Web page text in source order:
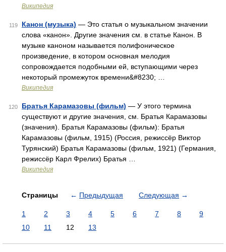
Википедия
119 Канон (музыка) — Это статья о музыкальном значении
слова «канон». Другие значения см. в статье Канон. В
музыке каноном называется полифоническое
произведение, в котором основная мелодия
сопровождается подобными ей, вступающими через
некоторый промежуток времени&#8230; …
Википедия
120 Братья Карамазовы (фильм) — У этого термина
существуют и другие значения, см. Братья Карамазовы
(значения). Братья Карамазовы (фильм): Братья
Карамазовы (фильм, 1915) (Россия, режиссёр Виктор
Турянский) Братья Карамазовы (фильм, 1921) (Германия,
режиссёр Карл Фрелих) Братья …
Википедия
Страницы ← Предыдущая Следующая →
1 2 3 4 5 6 7 8
9
10
11 12 13